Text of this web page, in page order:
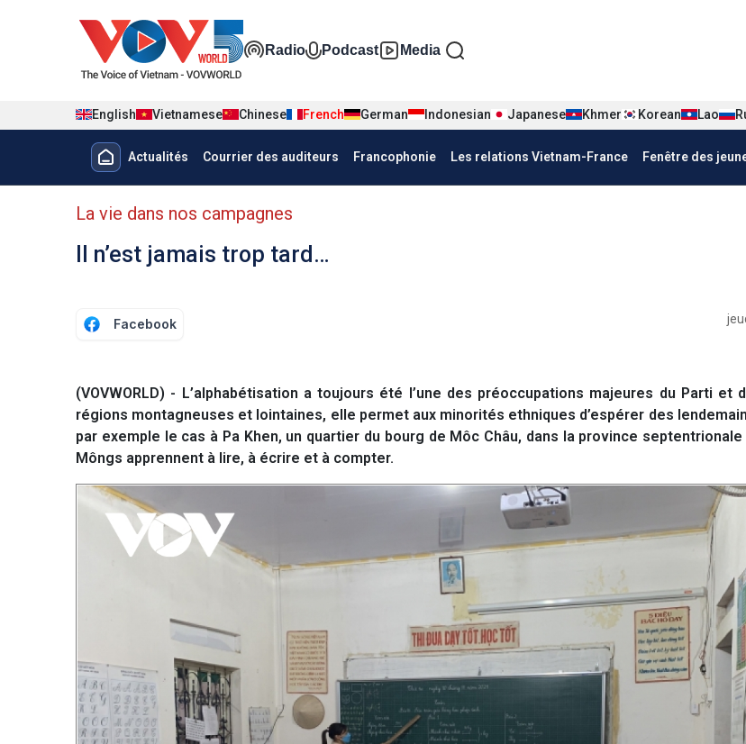
Đa phương tiện tiếng Pháp
Radio Podcast Media
English Vietnamese Chinese French German Indonesian Japanese Khmer Korean Lao
Menu trang chủ tiếng Pháp
Actualités Courrier des auditeurs Francophonie Les relations Vietnam-France Fenêtre des
menu phụ tiếng Pháp
La vie dans nos campagnes
Il n’est jamais trop tard…
Facebook
(VOVWORLD) - L’alphabétisation a toujours été l’une des préoccupations majeures du Parti et
régions montagneuses et lointaines, elle permet aux minorités ethniques d’espérer des
par exemple le cas à Pa Khen, un quartier du bourg de Môc Châu, dans la province
Môngs apprennent à lire, à écrire et à compter.